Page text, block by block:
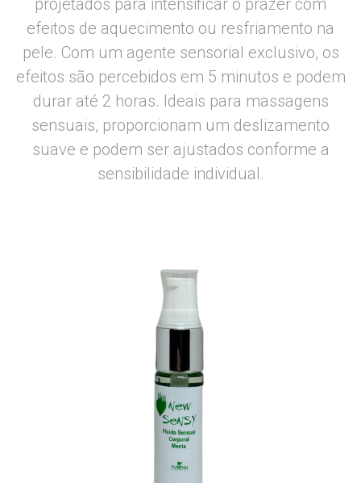
projetados para intensificar o prazer com
efeitos de aquecimento ou resfriamento na
pele. Com um agente sensorial exclusivo, os
efeitos são percebidos em 5 minutos e podem
durar até 2 horas. Ideais para massagens
sensuais, proporcionam um deslizamento
suave e podem ser ajustados conforme a
sensibilidade individual.